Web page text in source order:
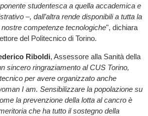
studentesca a quella accademica e
–, dall’altra rende disponibili a tutta la
competenze tecnologiche", dichiara
del Politecnico di Torino.
Riboldi, Assessore alla Sanità della
sincero ringraziamento al CUS Torino,
per avere organizzato anche
I am. Sensibilizzare la popolazione su
la prevenzione della lotta al cancro è
che ha tutto il sostegno della